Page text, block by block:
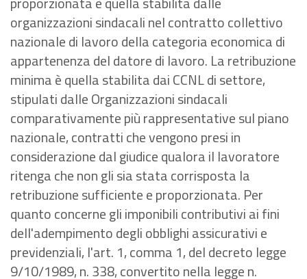
organizzazioni sindacali nel contratto collettivo
nazionale di lavoro della categoria economica di
appartenenza del datore di lavoro. La retribuzione
minima è quella stabilita dai CCNL di settore,
stipulati dalle Organizzazioni sindacali
comparativamente più rappresentative sul piano
nazionale, contratti che vengono presi in
considerazione dal giudice qualora il lavoratore
ritenga che non gli sia stata corrisposta la
retribuzione sufficiente e proporzionata. Per
quanto concerne gli imponibili contributivi ai fini
dell'adempimento degli obblighi assicurativi e
previdenziali, l'art. 1, comma 1, del decreto legge
9/10/1989, n. 338, convertito nella legge n.